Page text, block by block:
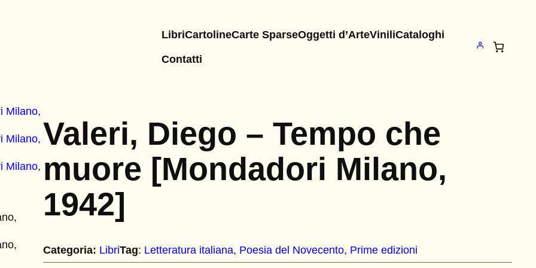
LibriCartolineCarte SparseOggetti d’ArteViniliCataloghi
Contatti
Valeri, Diego – Tempo che
muore [Mondadori Milano,
1942]
Categoria: LibriTag: Letteratura italiana, Poesia del Novecento, Prime edizioni